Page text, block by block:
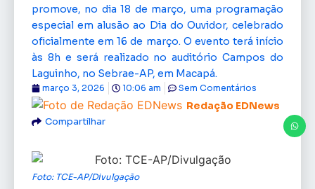
promove, no dia 18 de março, uma programação
especial em alusão ao Dia do Ouvidor, celebrado
oficialmente em 16 de março. O evento terá início
às 8h e será realizado no auditório Campos do
Laguinho, no Sebrae-AP, em Macapá.
Redação EDNews
março 3, 2026 10:06 am Sem Comentários
Compartilhar
Foto: TCE-AP/Divulgação